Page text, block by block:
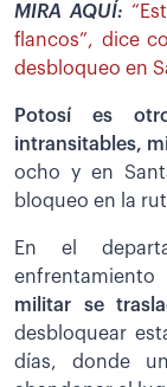
MIRA AQUÍ:
flancos”, dice
desbloqueo en
Potosí es
intransitables,
ocho y en
bloqueo en la
En el
militar se
desbloquear
días, donde